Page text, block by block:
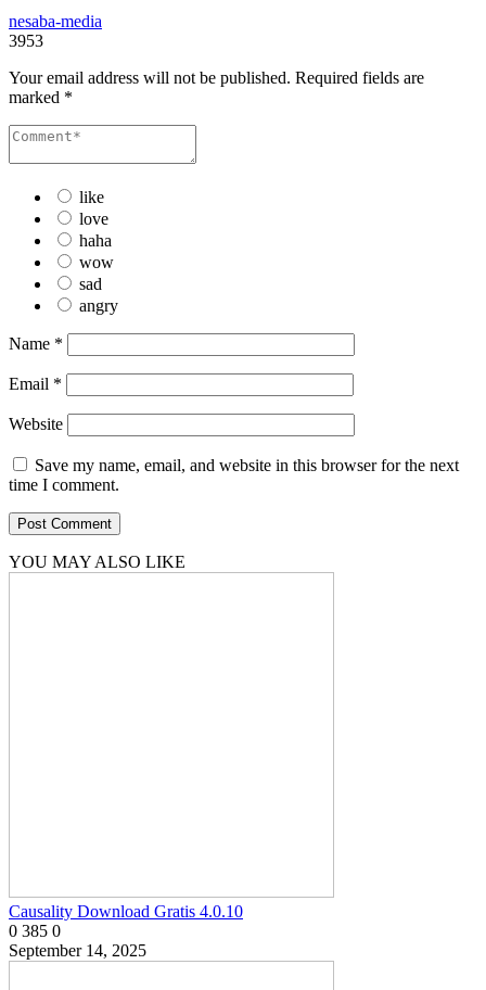
nesaba-media
3953
Your email address will not be published. Required fields are
marked *
like
love
haha
wow
sad
angry
Name *
Email *
Website
Save my name, email, and website in this browser for the next
time I comment.
YOU MAY ALSO LIKE
Causality Download Gratis 4.0.10
0 385 0
September 14, 2025